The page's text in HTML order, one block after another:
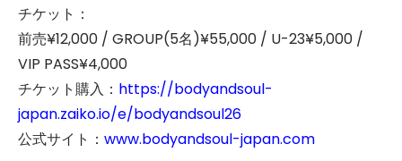
チケット：
前売¥12,000 / GROUP(5名)¥55,000 / U-23¥5,000 /
VIP PASS¥4,000
チケット購入： https://bodyandsoul-
japan.zaiko.io/e/bodyandsoul26
公式サイト： www.bodyandsoul-japan.com